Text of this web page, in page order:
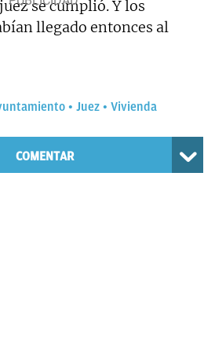
se cumplió. Y los
llegado entonces al
Juez Vivienda
COMENTAR